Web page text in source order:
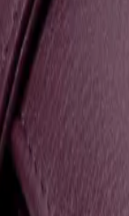
Fırsat Kombini
ÜRÜN HAKKINDA
TAKSIT SEÇENEKLERI
YORUMLAR
AKSESUARLAR